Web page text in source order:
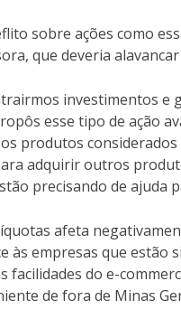
sobre ações como
que deveria
investimentos e
esse tipo de ação
produtos
adquirir outros
precisando de
afeta
às empresas que estão
facilidades do e-
de fora de Minas